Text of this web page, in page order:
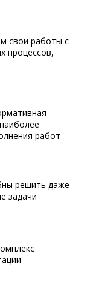
свои работы с
процессов,
работ
решить даже
задачи